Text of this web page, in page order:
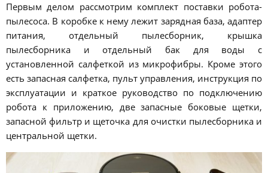
Первым делом рассмотрим комплект поставки робота-
пылесоса. В коробке к нему лежит зарядная база, адаптер
питания, отдельный пылесборник, крышка
пылесборника и отдельный бак для воды с
установленной салфеткой из микрофибры. Кроме этого
есть запасная салфетка, пульт управления, инструкция по
эксплуатации и краткое руководство по подключению
робота к приложению, две запасные боковые щетки,
запасной фильтр и щеточка для очистки пылесборника и
центральной щетки.